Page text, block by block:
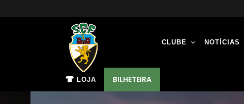
LOJA BILHETEIRA
CLUBE NOTÍCIAS